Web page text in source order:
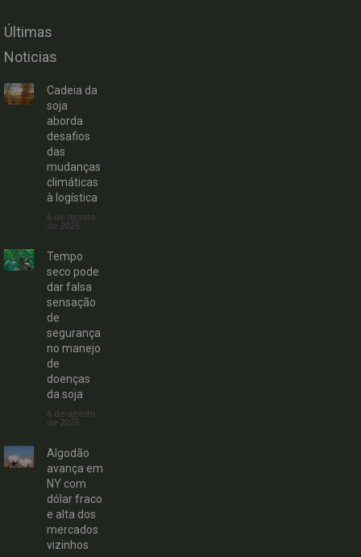
Últimas
Noticias
Cadeia da
soja
aborda
desafios
das
mudanças
climáticas
à logística
6 de agosto
de 2026
Tempo
seco pode
dar falsa
sensação
de
segurança
no manejo
de
doenças
da soja
6 de agosto
de 2026
Algodão
avança em
NY com
dólar fraco
e alta dos
mercados
vizinhos